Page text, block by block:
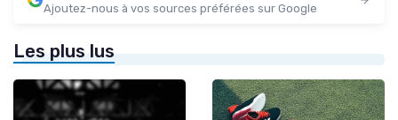
Ajoutez-nous à vos sources préférées sur Google
Les plus lus